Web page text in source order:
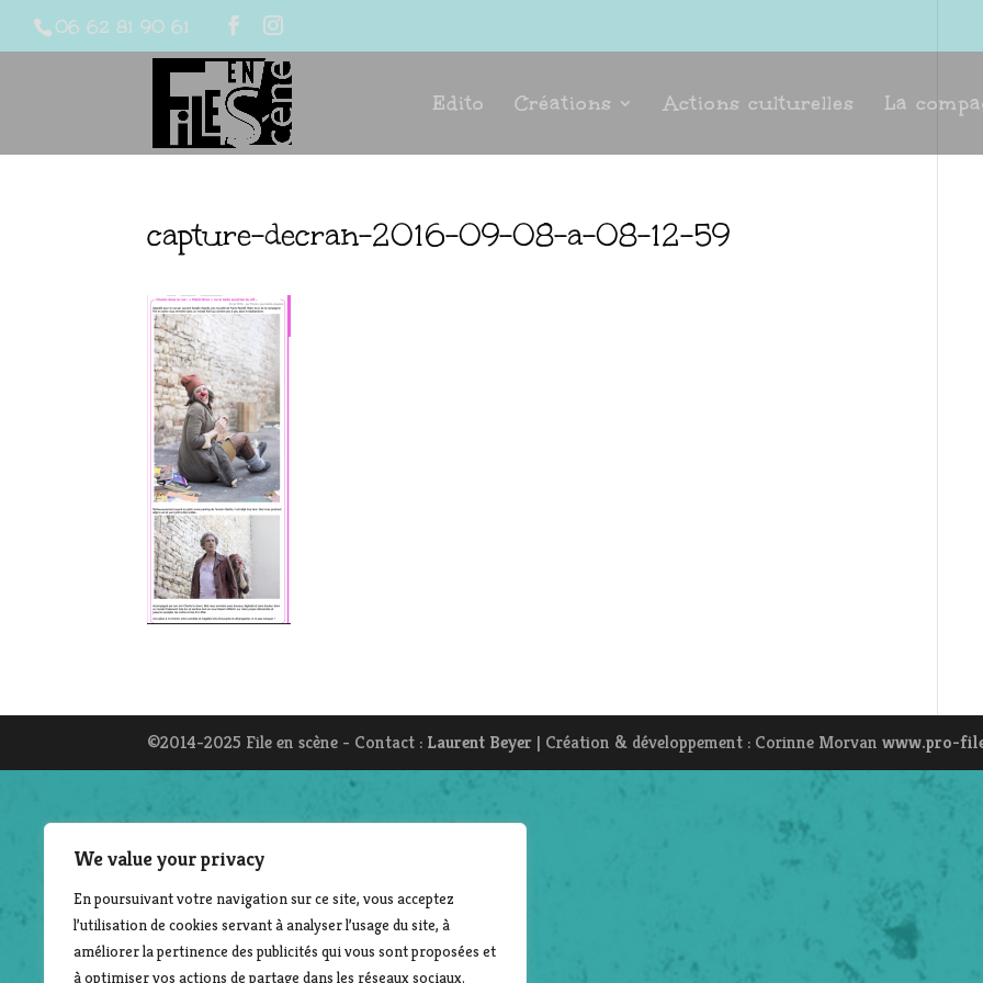
We value your privacy
En poursuivant votre navigation sur ce site, vous acceptez
l’utilisation de cookies servant à analyser l’usage du site, à
améliorer la pertinence des publicités qui vous sont proposées et
à optimiser vos actions de partage dans les réseaux sociaux.
06 62 81 90 61
Edito Créations Actions culturelles La
capture-decran-2016-09-08-a-08-12-59
©2014-2025 File en scène - Contact : Laurent Beyer | Création & développement : Corinne Morvanwww.pro-